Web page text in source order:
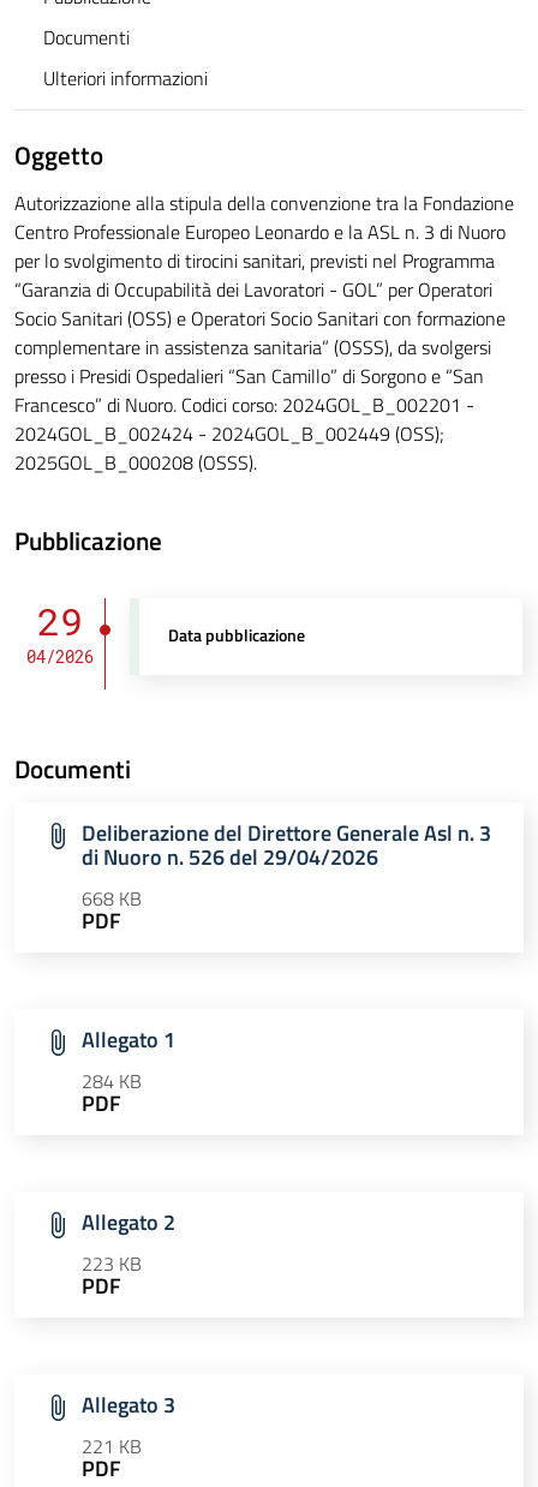
Documenti
Ulteriori informazioni
Oggetto
Autorizzazione alla stipula della convenzione tra la Fondazione
Centro Professionale Europeo Leonardo e la ASL n. 3 di Nuoro
per lo svolgimento di tirocini sanitari, previsti nel Programma
“Garanzia di Occupabilità dei Lavoratori - GOL” per Operatori
Socio Sanitari (OSS) e Operatori Socio Sanitari con formazione
complementare in assistenza sanitaria” (OSSS), da svolgersi
presso i Presidi Ospedalieri “San Camillo” di Sorgono e “San
Francesco” di Nuoro. Codici corso: 2024GOL_B_002201 -
2024GOL_B_002424 - 2024GOL_B_002449 (OSS);
2025GOL_B_000208 (OSSS).
Pubblicazione
29
04/2026
Data pubblicazione
Documenti
Deliberazione del Direttore Generale Asl n. 3
di Nuoro n. 526 del 29/04/2026
668 KB
PDF
Allegato 1
284 KB
PDF
Allegato 2
223 KB
PDF
Allegato 3
221 KB
PDF